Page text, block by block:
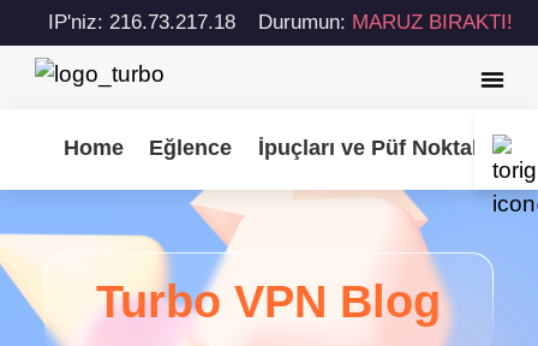
IP'niz: 216.73.217.18 Durumun: MARUZ BIRAKTI!
Home Eğlence İpuçları ve Püf Noktaları
Turbo VPN Blog